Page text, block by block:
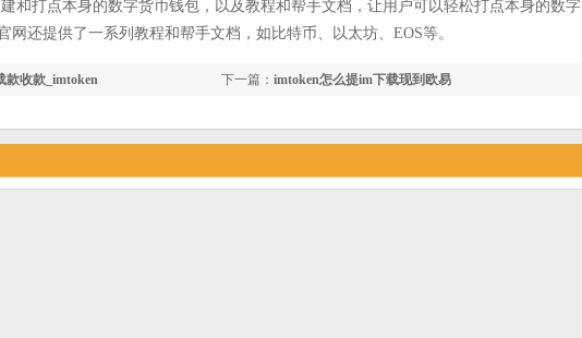
和打点本身的数字货币钱包，以及教程和帮手文档，让用户可以轻松打点本身的数字
网还提供了一系列教程和帮手文档，如比特币、以太坊、EOS等。
下一篇： imtoken怎么提im下载现到欧易
款收款_imtoken